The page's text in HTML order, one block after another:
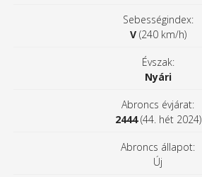
Sebességindex:
V (240 km/h)
Évszak:
Nyári
Abroncs évjárat:
2444(44. hét 2024)
Abroncs állapot:
Új